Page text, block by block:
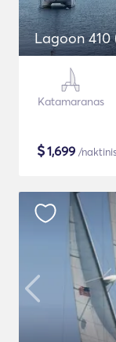
Lagoon 410
Katamaranas
$1,699 /naktinis